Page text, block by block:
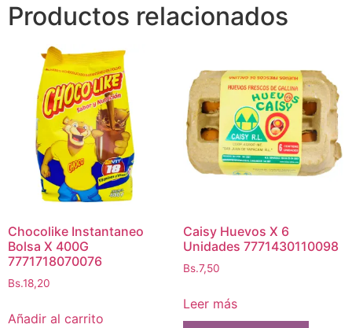
Productos relacionados
Chocolike Instantaneo
Bolsa X 400G
7771718070076
Bs.18,20
Añadir al carrito
Caisy Huevos X 6
Unidades 7771430110098
Bs.7,50
Leer más